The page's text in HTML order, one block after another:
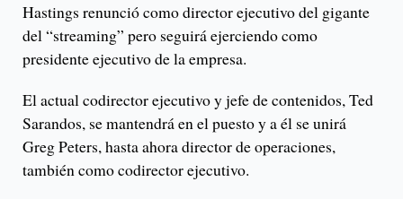
Hastings renunció como director ejecutivo del gigante
del “streaming” pero seguirá ejerciendo como
presidente ejecutivo de la empresa.
El actual codirector ejecutivo y jefe de contenidos, Ted
Sarandos, se mantendrá en el puesto y a él se unirá
Greg Peters, hasta ahora director de operaciones,
también como codirector ejecutivo.